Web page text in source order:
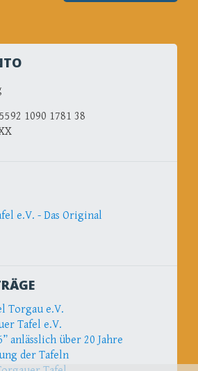
1090 1781 38
e.V. - Das Original
Torgau e.V.
Tafel e.V.
anlässlich über 20 Jahre
der Tafeln